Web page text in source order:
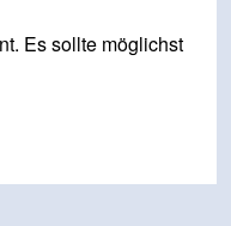
Es sollte möglichst